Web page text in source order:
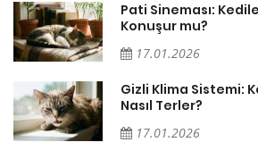
Pati Sineması:
Konuşur mu?
17.01.2026
Gizli Klima Sistemi:
Nasıl Terler?
17.01.2026